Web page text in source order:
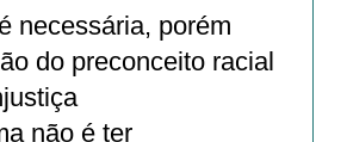
necessária, porém
do preconceito racial
não é ter